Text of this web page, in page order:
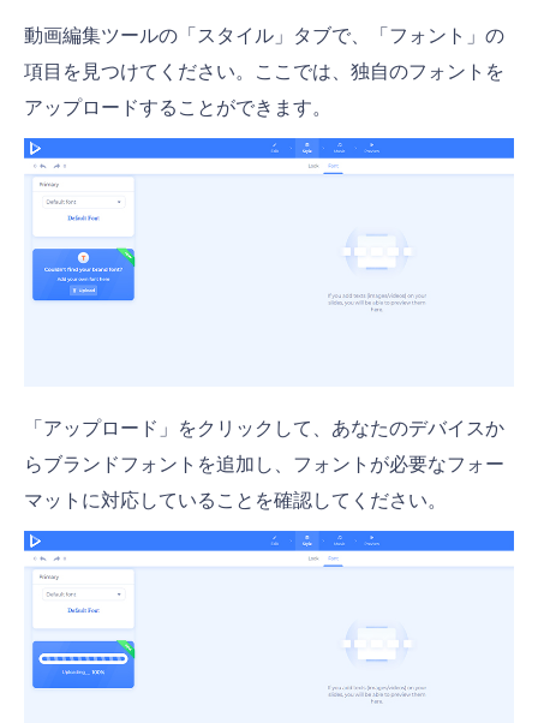
動画編集ツールの「スタイル」タブで、「フォント」の
項目を見つけてください。ここでは、独自のフォントを
アップロードすることができます。
「アップロード」をクリックして、あなたのデバイスか
らブランドフォントを追加し、フォントが必要なフォー
マットに対応していることを確認してください。